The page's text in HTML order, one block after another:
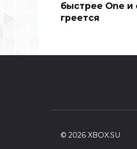
быстрее One и
греется
© 2026 XBOX.SU